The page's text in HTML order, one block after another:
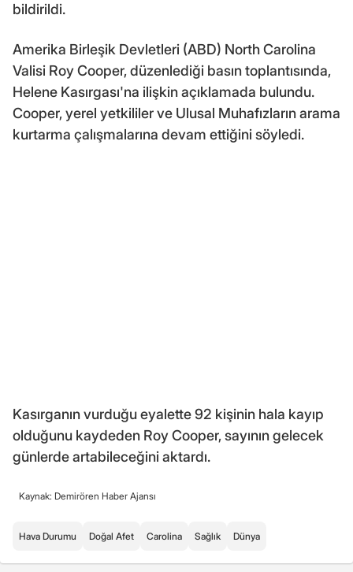
bildirildi.
Amerika Birleşik Devletleri (ABD) North Carolina
Valisi Roy Cooper, düzenlediği basın toplantısında,
Helene Kasırgası'na ilişkin açıklamada bulundu.
Cooper, yerel yetkililer ve Ulusal Muhafızların arama
kurtarma çalışmalarına devam ettiğini söyledi.
Kasırganın vurduğu eyalette 92 kişinin hala kayıp
olduğunu kaydeden Roy Cooper, sayının gelecek
günlerde artabileceğini aktardı.
Kaynak: Demirören Haber Ajansı
Hava Durumu Doğal Afet Carolina Sağlık Dünya